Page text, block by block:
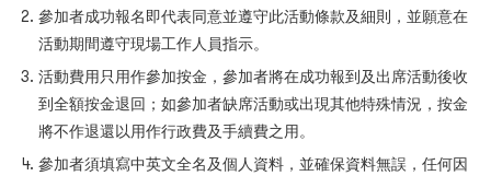
參加者成功報名即代表同意並遵守此活動條款及細則，並願意在
活動期間遵守現場工作人員指示。
活動費用只用作參加按金，參加者將在成功報到及出席活動後收
到全額按金退回；如參加者缺席活動或出現其他特殊情況，按金
將不作退還以用作行政費及手續費之用。
參加者須填寫中英文全名及個人資料，並確保資料無誤，任何因